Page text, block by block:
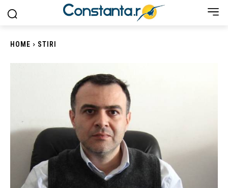
HOME STIRI